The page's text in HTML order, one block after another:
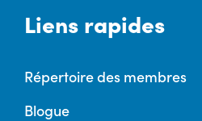
Liens rapides
Répertoire des membres
Blogue